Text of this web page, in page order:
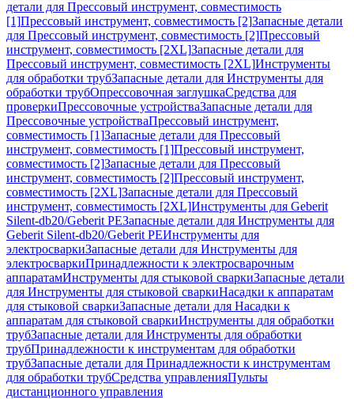
детали для Прессовый инструмент, совместимость
[1]Прессовый инструмент, совместимость [2]Запасные детали
для Прессовый инструмент, совместимость [2]Прессовый
инструмент, совместимость [2XL]Запасные детали для
Прессовый инструмент, совместимость [2XL]Инструменты
для обработки трубЗапасные детали для Инструменты для
обработки трубОпрессовочная заглушкаСредства для
проверкиПрессовочные устройстваЗапасные детали для
Прессовочные устройстваПрессовый инструмент,
совместимость [1]Запасные детали для Прессовый
инструмент, совместимость [1]Прессовый инструмент,
совместимость [2]Запасные детали для Прессовый
инструмент, совместимость [2]Прессовый инструмент,
совместимость [2XL]Запасные детали для Прессовый
инструмент, совместимость [2XL]Инструменты для Geberit
Silent-db20/Geberit PEЗапасные детали для Инструменты для
Geberit Silent-db20/Geberit PEИнструменты для
электросваркиЗапасные детали для Инструменты для
электросваркиПринадлежности к электросварочным
аппаратамИнструменты для стыковой сваркиЗапасные детали
для Инструменты для стыковой сваркиНасадки к аппаратам
для стыковой сваркиЗапасные детали для Насадки к
аппаратам для стыковой сваркиИнструменты для обработки
трубЗапасные детали для Инструменты для обработки
трубПринадлежности к инструментам для обработки
трубЗапасные детали для Принадлежности к инструментам
для обработки трубСредства управленияПульты
дистанционного управления